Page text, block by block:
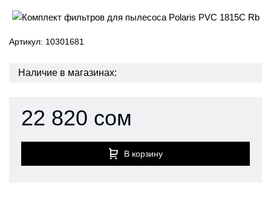
Артикул: 10301681
Наличие в магазинах:
22 820 сом
В корзину